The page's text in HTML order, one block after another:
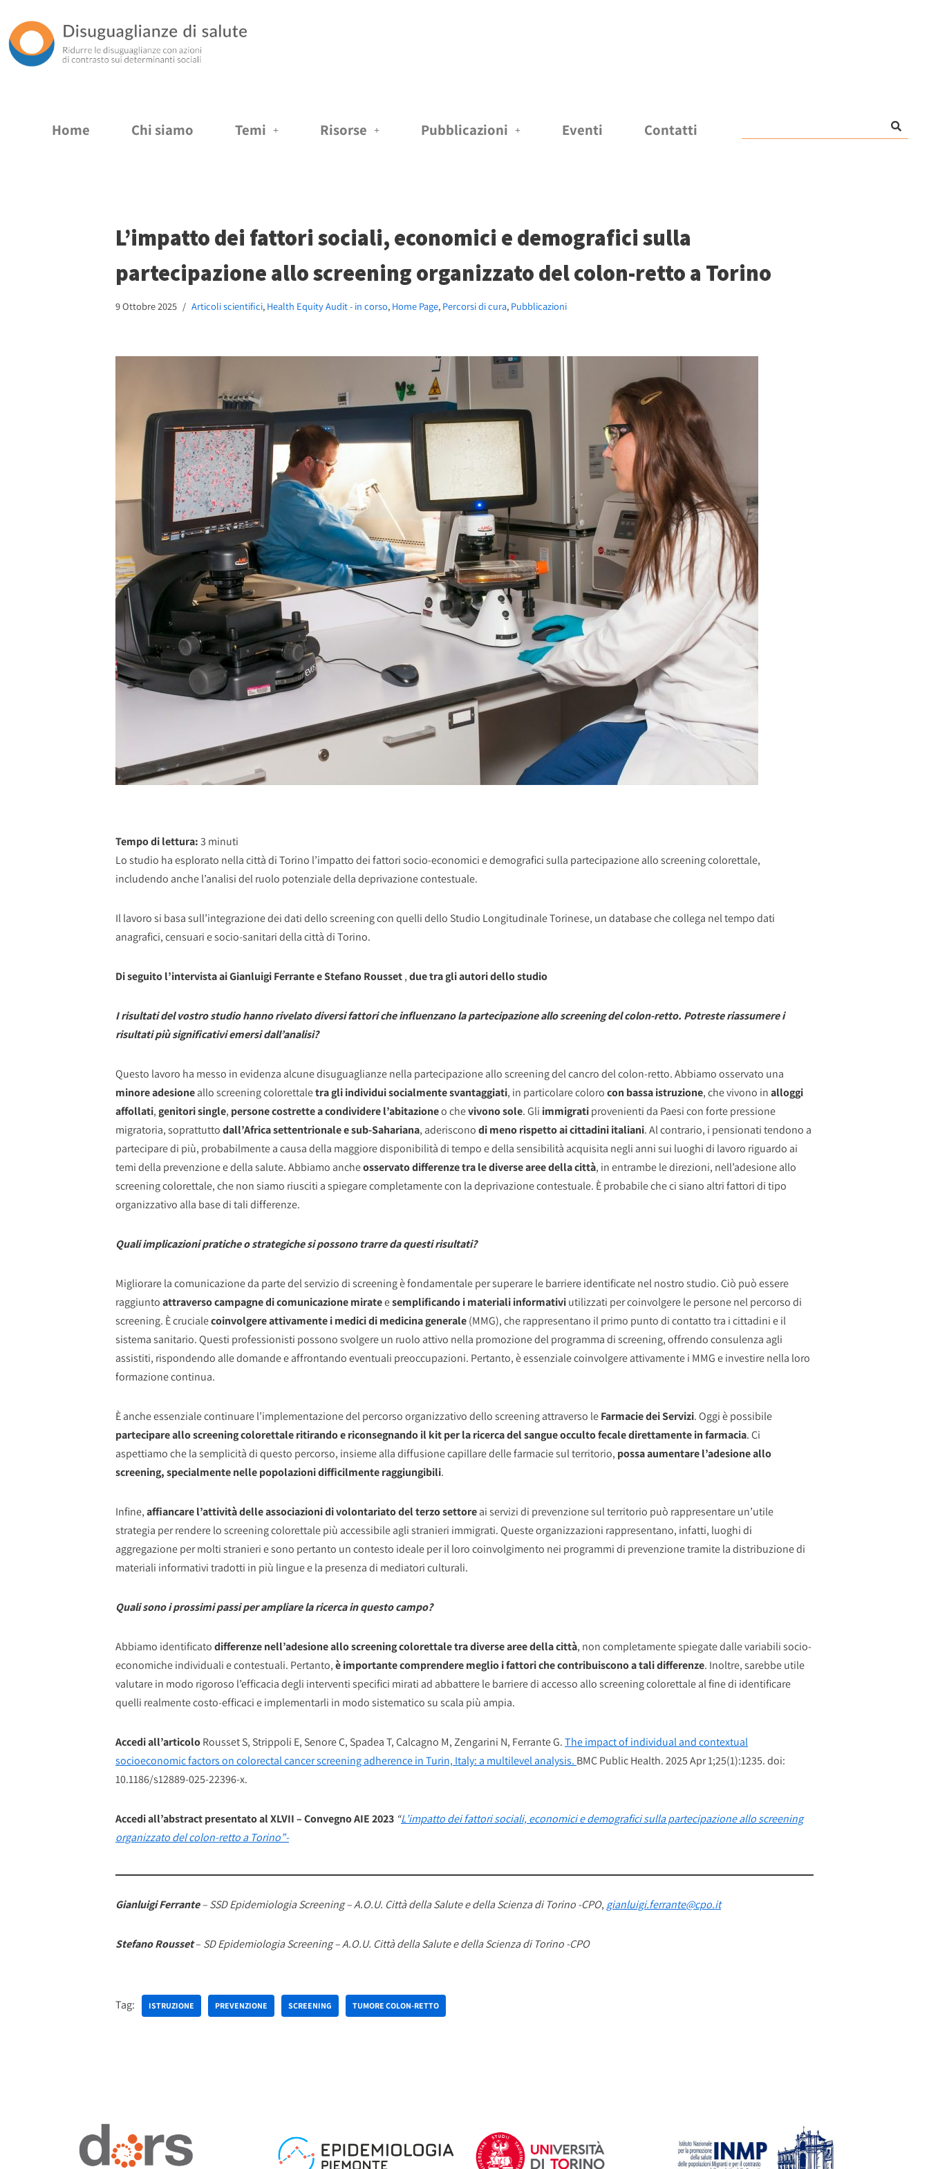
Vai
al
Home Chi siamo Temi Risorse Pubblicazioni Eventi Contatti
L’impatto dei fattori sociali, economici e demografici sulla
partecipazione allo screening organizzato del colon-retto a Torino
9 Ottobre 2025 Articoli scientifici, Health Equity Audit - in corso, Home Page, Percorsi di cura, Pubblicazioni
Tempo di lettura:3 minuti
Lo studio ha esplorato nella città di Torino l’impatto dei fattori socio-economici e demografici sulla partecipazione allo screening colorettale,
includendo anche l’analisi del ruolo potenziale della deprivazione contestuale.
Il lavoro si basa sull’integrazione dei dati dello screening con quelli dello Studio Longitudinale Torinese, un database che collega nel tempo dati
anagrafici, censuari e socio-sanitari della città di Torino.
Di seguito l’intervista ai Gianluigi Ferrante e Stefano Rousset,due tra gli autoridello studio
I risultati del vostro studio hanno rivelato diversi fattori che influenzano la partecipazione allo screening del colon-retto. Potreste riassumere i
risultati più significativi emersi dall’analisi?
Questo lavoro ha messo in evidenza alcune disuguaglianze nella partecipazione allo screening del cancro del colon-retto. Abbiamo osservato una
minore adesioneallo screening colorettaletra gli individui socialmente svantaggiati, in particolare colorocon bassa istruzione, che vivono inalloggi
affollati,genitori single, persone costrette a condividere l’abitazioneo chevivono sole. Gli immigratiprovenienti da Paesi con forte pressione
migratoria, soprattuttodall’Africa settentrionale e sub-Sahariana, aderisconodi meno rispetto ai cittadini italiani. Al contrario, i pensionati tendono a
partecipare di più, probabilmente a causa della maggiore disponibilità di tempo e della sensibilità acquisita negli anni sui luoghi di lavoro riguardo ai
temi della prevenzione e della salute. Abbiamo ancheosservato differenze tra le diverse aree della città, in entrambe le direzioni, nell’adesione allo
screening colorettale, che non siamo riusciti a spiegare completamente con la deprivazione contestuale. È probabile che ci siano altri fattori di tipo
organizzativo alla base di tali differenze.
Quali implicazioni pratiche o strategiche si possono trarre da questi risultati?
Migliorare la comunicazione da parte del servizio di screening è fondamentale per superare le barriere identificate nel nostro studio. Ciò può essere
raggiuntoattraverso campagne di comunicazione mirateesemplificando i materiali informativiutilizzati per coinvolgere le persone nel percorso di
screening. È crucialecoinvolgere attivamente i medici di medicina generale(MMG), che rappresentano il primo punto di contatto tra i cittadini e il
sistema sanitario. Questi professionisti possono svolgere un ruolo attivo nella promozione del programma di screening, offrendo consulenza agli
assistiti, rispondendo alle domande e affrontando eventuali preoccupazioni. Pertanto, è essenziale coinvolgere attivamente i MMG e investire nella loro
formazione continua.
È anche essenziale continuare l’implementazione del percorso organizzativo dello screening attraverso leFarmacie dei Servizi. Oggi è possibile
partecipare allo screening colorettale ritirando e riconsegnando il kit per la ricerca del sangue occulto fecale direttamente in farmacia. Ci
aspettiamo che la semplicità di questo percorso, insieme alla diffusione capillare delle farmacie sul territorio, possa aumentare l’adesione allo
screening, specialmente nelle popolazioni difficilmente raggiungibili.
Infine,affiancare l’attività delle associazioni di volontariato del terzo settoreai servizi di prevenzione sul territorio può rappresentare un’utile
strategia per rendere lo screening colorettale più accessibile agli stranieri immigrati. Queste organizzazioni rappresentano, infatti, luoghi di
aggregazione per molti stranieri e sono pertanto un contesto ideale per il loro coinvolgimento nei programmi di prevenzione tramite la distribuzione di
materiali informativi tradotti in più lingue e la presenza di mediatori culturali.
Quali sono i prossimi passi per ampliare la ricerca in questo campo?
Abbiamo identificatodifferenze nell’adesione allo screening colorettale tra diverse aree della città, non completamente spiegate dalle variabili socio-
economiche individuali e contestuali. Pertanto,è importante comprendere meglio i fattori che contribuiscono a tali differenze. Inoltre, sarebbe utile
valutare in modo rigoroso l’efficacia degli interventi specifici mirati ad abbattere le barriere di accesso allo screening colorettale al fine di identificare
quelli realmente costo-efficaci e implementarli in modo sistematico su scala più ampia.
Accedi all’articoloRousset S, Strippoli E, Senore C, Spadea T, Calcagno M, Zengarini N, Ferrante G.The impact of individual and contextual
socioeconomic factors on colorectal cancer screening adherence in Turin, Italy: a multilevel analysis. BMC Public Health. 2025 Apr 1;25(1):1235. doi:
10.1186/s12889-025-22396-x.
Accedi all’abstractpresentato al XLVII – Convegno AIE 2023 “L’impatto dei fattori sociali, economici e demografici sulla partecipazione allo screening
organizzato del colon-retto a Torino”-
Gianluigi Ferrante– SSD Epidemiologia Screening – A.O.U. Città della Salute e della Scienza di Torino -CPO,gianluigi.ferrante@cpo.it
Stefano Rousset– SD Epidemiologia Screening – A.O.U. Città della Salute e della Scienza di Torino -CPO
Tag: ISTRUZIONE PREVENZIONE SCREENING TUMORE COLON-RETTO